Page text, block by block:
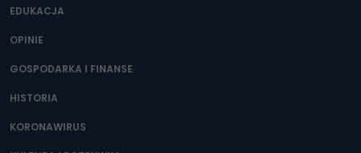
EDUKACJA
OPINIE
GOSPODARKA I FINANSE
HISTORIA
KORONAWIRUS